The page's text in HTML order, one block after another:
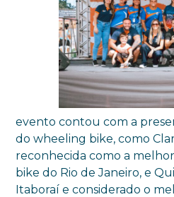
evento contou com a
do wheeling bike, como
reconhecida como a
bike do Rio de Janeiro, e
Itaboraí e considerado o